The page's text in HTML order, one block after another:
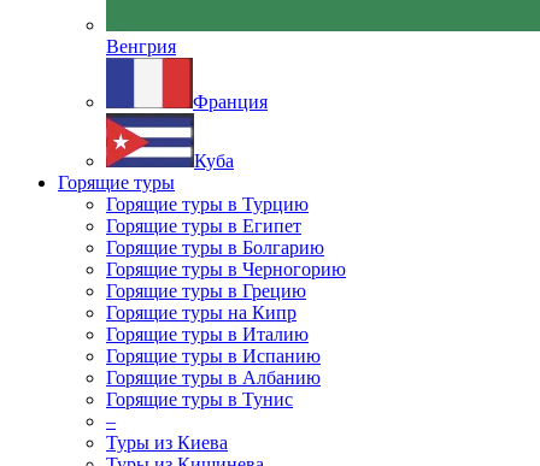
Венгрия
Франция
Куба
Горящие туры
Горящие туры в Турцию
Горящие туры в Египет
Горящие туры в Болгарию
Горящие туры в Черногорию
Горящие туры в Грецию
Горящие туры на Кипр
Горящие туры в Италию
Горящие туры в Испанию
Горящие туры в Албанию
Горящие туры в Тунис
–
Туры из Киева